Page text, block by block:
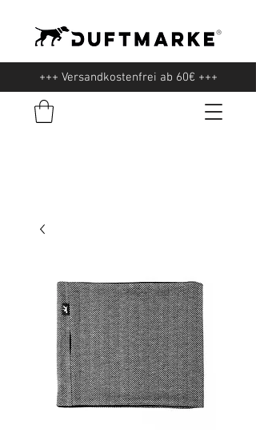
+++ Versandkostenfrei ab 60€ +++